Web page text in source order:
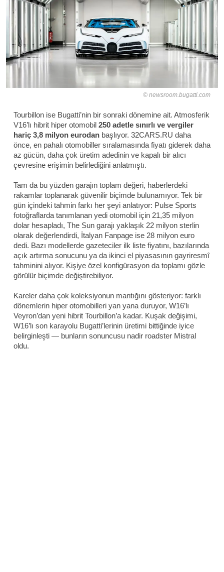
newsroom.bugatti.com
Tourbillon ise Bugatti’nin bir sonraki dönemine ait. Atmosferik
V16’lı hibrit hiper otomobil 250 adetle sınırlı ve vergiler
hariç 3,8 milyon eurodan başlıyor. 32CARS.RU daha
önce, en pahalı otomobiller sıralamasında fiyatı giderek daha
az gücün, daha çok üretim adedinin ve kapalı bir alıcı
çevresine erişimin belirlediğini anlatmıştı.
Tam da bu yüzden garajın toplam değeri, haberlerdeki
rakamlar toplanarak güvenilir biçimde bulunamıyor. Tek bir
gün içindeki tahmin farkı her şeyi anlatıyor: Pulse Sports
fotoğraflarda tanımlanan yedi otomobil için 21,35 milyon
dolar hesapladı, The Sun garajı yaklaşık 22 milyon sterlin
olarak değerlendirdi, İtalyan Fanpage ise 28 milyon euro
dedi. Bazı modellerde gazeteciler ilk liste fiyatını, bazılarında
açık artırma sonucunu ya da ikinci el piyasasının gayriresmî
tahminini alıyor. Kişiye özel konfigürasyon da toplamı gözle
görülür biçimde değiştirebiliyor.
Kareler daha çok koleksiyonun mantığını gösteriyor: farklı
dönemlerin hiper otomobilleri yan yana duruyor, W16’lı
Veyron’dan yeni hibrit Tourbillon’a kadar. Kuşak değişimi,
W16’lı son karayolu Bugatti’lerinin üretimi bittiğinde iyice
belirginleşti — bunların sonuncusu nadir roadster Mistral
oldu.